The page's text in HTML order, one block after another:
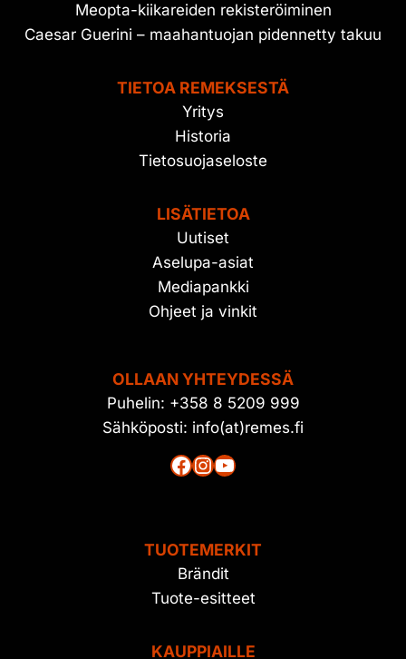
Meopta-kiikareiden rekisteröiminen
Caesar Guerini – maahantuojan pidennetty takuu
TIETOA REMEKSESTÄ
Yritys
Historia
Tietosuojaseloste
LISÄTIETOA
Uutiset
Aselupa-asiat
Mediapankki
Ohjeet ja vinkit
OLLAAN YHTEYDESSÄ
Puhelin: +358 8 5209 999
Sähköposti: info(at)remes.fi
Facebook
Instagram
YouTube
TUOTEMERKIT
Brändit
Tuote-esitteet
KAUPPIAILLE